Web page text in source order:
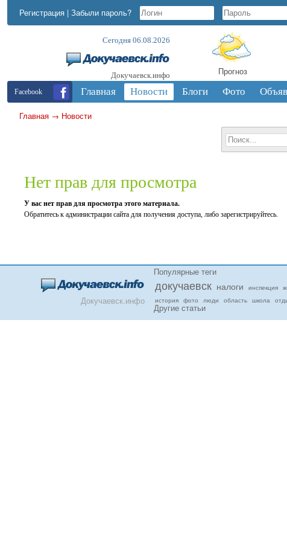
Регистрация | Забыли пароль?
Сегодня 06.08.2026
Докучаевск.инфо Прогноз
Facebook Главная Новости Блоги Фото
Главная → Новости
Нет прав для просмотра
У вас нет прав для просмотра этого материала.
Обратитесь к администрации сайта для получения доступа, либо зарегистрируйтесь.
Популярные теги
докучаевск налоги инспекция
история фото люди область школа
Другие статьи
Докучаевск.инфо